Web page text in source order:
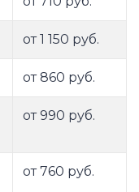
от 1 150 руб.
от 860 руб.
от 990 руб.
от 760 руб.